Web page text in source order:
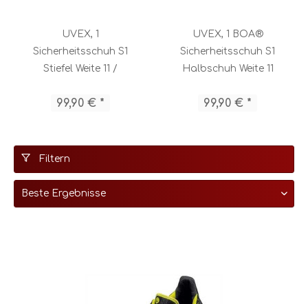
UVEX, 1
Sicherheitsschuh S1
Stiefel Weite 11 /
99,90 € *
UVEX, 1 BOA®
Sicherheitsschuh S1
Halbschuh Weite 11
99,90 € *
Filtern